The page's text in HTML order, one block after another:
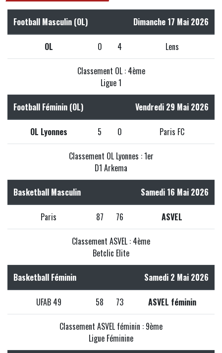
Football Masculin (OL) Dimanche 17 Mai 2026
OL 0 4 Lens
Classement OL : 4ème
Ligue 1
Football Féminin (OL) Vendredi 29 Mai 2026
OL Lyonnes 5 0 Paris FC
Classement OL Lyonnes : 1er
D1 Arkema
Basketball Masculin Samedi 16 Mai 2026
Paris 87 76 ASVEL
Classement ASVEL : 4ème
Betclic Elite
Basketball Féminin Samedi 2 Mai 2026
UFAB 49 58 73 ASVEL féminin
Classement ASVEL féminin : 9ème
Ligue Féminine